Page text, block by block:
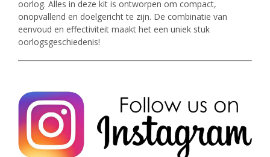
oorlog. Alles in deze kit is ontworpen om compact,
onopvallend en doelgericht te zijn. De combinatie van
eenvoud en effectiviteit maakt het een uniek stuk
oorlogsgeschiedenis!